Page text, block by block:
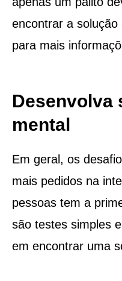
encontrar a solução
para mais
Desenvolva
mental
Em geral, os
mais pedidos na
pessoas tem a
são testes simples
em encontrar uma